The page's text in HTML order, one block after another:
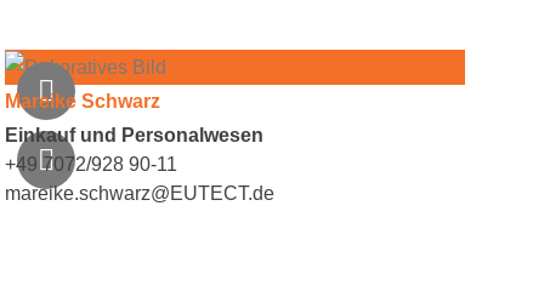
Mareike Schwarz
Einkauf und Personalwesen
+49 7072/928 90-11
mareike.schwarz@EUTECT.de